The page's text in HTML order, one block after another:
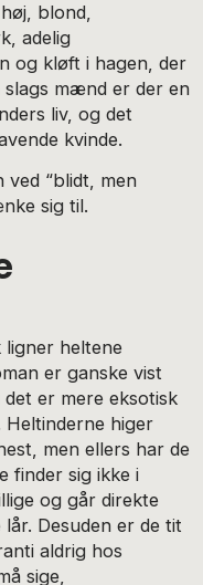
blond,
adelig
og kløft i hagen, der
mænd er der en
liv, og det
kvinde.
ved “blidt, men
sig til.
ligner heltene
er ganske vist
er mere eksotisk
higer
men ellers har de
finder sig ikke i
og går direkte
Desuden er de tit
aldrig hos
sige,